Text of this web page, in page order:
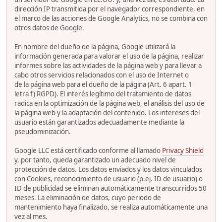
dirección IP transmitida por el navegador correspondiente, en
el marco de las acciones de Google Analytics, no se combina con
otros datos de Google.
En nombre del dueño de la página, Google utilizará la
información generada para valorar el uso de la página, realizar
informes sobre las actividades de la página web y para llevar a
cabo otros servicios relacionados con el uso de Internet o
de la página web para el dueño de la página (Art. 6 apart. 1
letra f) RGPD). El interés legítimo del tratamiento de datos
radica en la optimización de la página web, el análisis del uso de
la página web y la adaptación del contenido. Los intereses del
usuario están garantizados adecuadamente mediante la
pseudominización.
Google LLC está certificado conforme al llamado Privacy Shield
y, por tanto, queda garantizado un adecuado nivel de
protección de datos. Los datos enviados y los datos vinculados
con Cookies, reconocimiento de usuario (p.ej. ID de usuario) o
ID de publicidad se eliminan automáticamente transcurridos 50
meses. La eliminación de datos, cuyo periodo de
mantenimiento haya finalizado, se realiza automáticamente una
vez al mes.